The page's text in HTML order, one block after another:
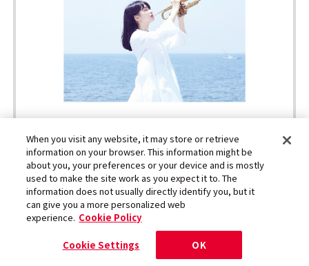
記事の画像一覧を見る
When you visit any website, it may store or retrieve
information on your browser. This information might be
about you, your preferences or your device and is mostly
used to make the site work as you expect it to. The
information does not usually directly identify you, but it
can give you a more personalized web
experience. Cookie Policy
Cookie Settings OK